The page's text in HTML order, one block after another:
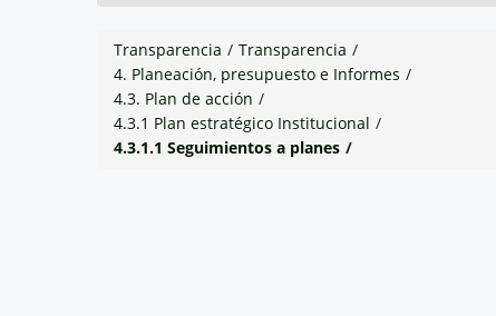
Transparencia / Transparencia /
4. Planeación, presupuesto e Informes /
4.3. Plan de acción /
4.3.1 Plan estratégico Institucional /
4.3.1.1 Seguimientos a planes /